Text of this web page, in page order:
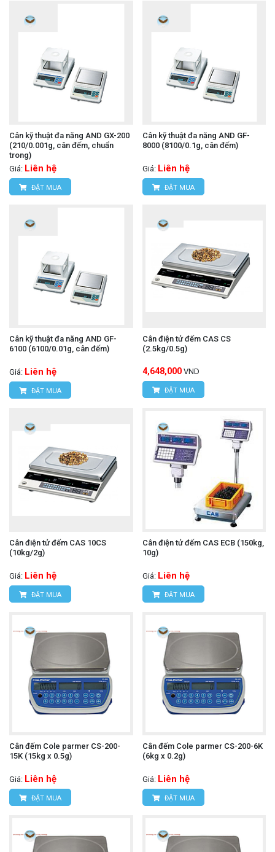
Cân kỹ thuật đa năng AND GX-200
(210/0.001g, cân đếm, chuẩn
trong)
Giá: Liên hệ
ĐẶT MUA
Cân kỹ thuật đa năng AND GF-
8000 (8100/0.1g, cân đếm)
Giá: Liên hệ
ĐẶT MUA
Cân kỹ thuật đa năng AND GF-
6100 (6100/0.01g, cân đếm)
Giá: Liên hệ
ĐẶT MUA
Cân điện tử đếm CAS CS
(2.5kg/0.5g)
4,648,000 VND
ĐẶT MUA
Cân điện tử đếm CAS 10CS
(10kg/2g)
Giá: Liên hệ
ĐẶT MUA
Cân điện tử đếm CAS ECB (150kg,
10g)
Giá: Liên hệ
ĐẶT MUA
Cân đếm Cole parmer CS-200-
15K (15kg x 0.5g)
Giá: Liên hệ
ĐẶT MUA
Cân đếm Cole parmer CS-200-6K
(6kg x 0.2g)
Giá: Liên hệ
ĐẶT MUA